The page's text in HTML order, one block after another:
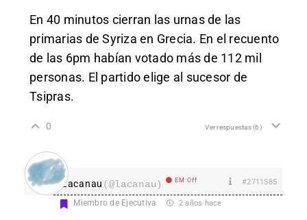
En 40 minutos cierran las urnas de las
primarias de Syriza en Grecia. En el recuento
de las 6pm habían votado más de 112 mil
personas. El partido elige al sucesor de
Tsipras.
0 Ver respuestas(6)
Lacanau (@lacanau) EM Off #2711585
Miembro de Ejecutiva 2 años hace